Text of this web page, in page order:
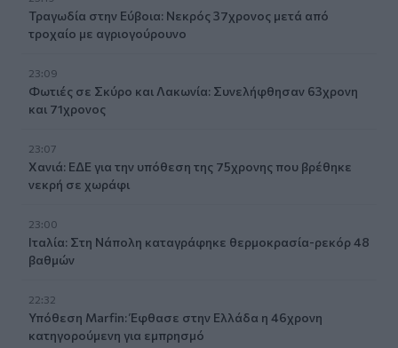
Τραγωδία στην Εύβοια: Νεκρός 37χρονος μετά από
τροχαίο με αγριογούρουνο
23:09
Φωτιές σε Σκύρο και Λακωνία: Συνελήφθησαν 63χρονη
και 71χρονος
23:07
Χανιά: ΕΔΕ για την υπόθεση της 75χρονης που βρέθηκε
νεκρή σε χωράφι
23:00
Ιταλία: Στη Νάπολη καταγράφηκε θερμοκρασία-ρεκόρ 48
βαθμών
22:32
Υπόθεση Marfin: Έφθασε στην Ελλάδα η 46χρονη
κατηγορούμενη για εμπρησμό